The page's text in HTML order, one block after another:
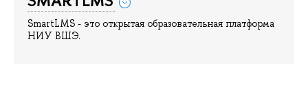
SmartLMS - это открытая образовательная платформа
НИУ ВШЭ.